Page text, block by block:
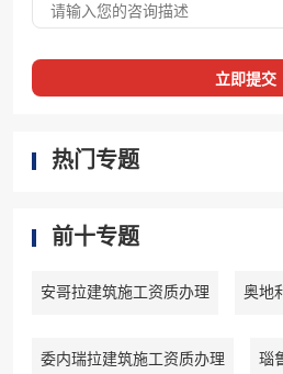
立即提交
热门专题
前十专题
安哥拉建筑施工资质办理 奥地
委内瑞拉建筑施工资质办理 瑙